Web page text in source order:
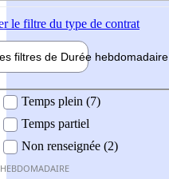
le filtre du type de contrat
filtres de Durée hebdomadaire
Temps plein (7)
Temps partiel
Non renseignée (2)